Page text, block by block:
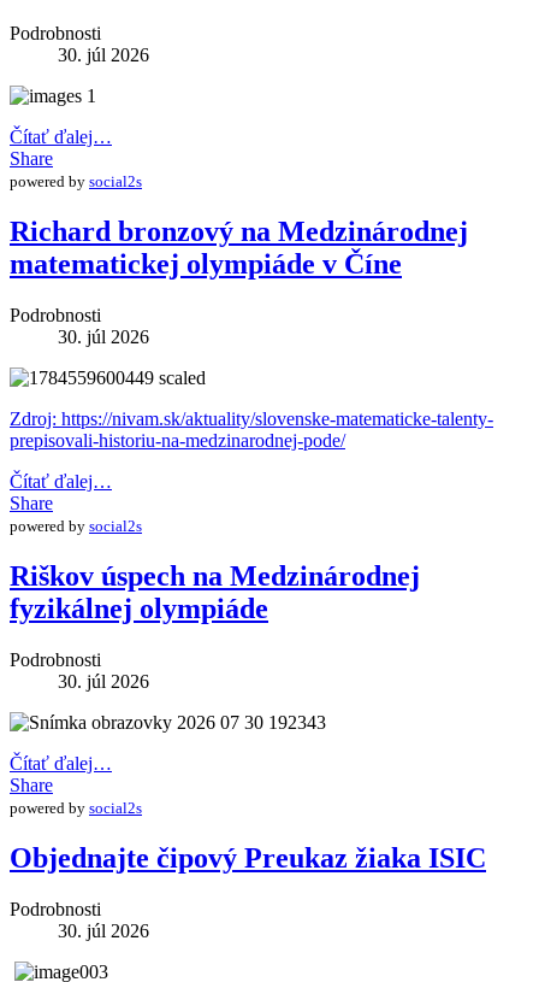
Podrobnosti
30. júl 2026
Čítať ďalej…
Share
powered by social2s
Richard bronzový na Medzinárodnej
matematickej olympiáde v Číne
Podrobnosti
30. júl 2026
Zdroj: https://nivam.sk/aktuality/slovenske-matematicke-talenty-
prepisovali-historiu-na-medzinarodnej-pode/
Čítať ďalej…
Share
powered by social2s
Riškov úspech na Medzinárodnej
fyzikálnej olympiáde
Podrobnosti
30. júl 2026
Čítať ďalej…
Share
powered by social2s
Objednajte čipový Preukaz žiaka ISIC
Podrobnosti
30. júl 2026